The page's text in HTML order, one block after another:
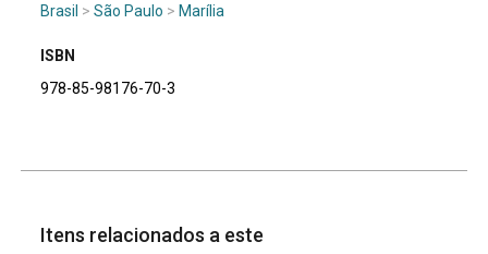
Brasil >São Paulo > Marília
ISBN
978-85-98176-70-3
Itens relacionados a este